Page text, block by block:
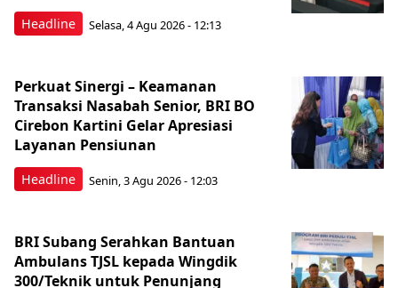
Headline Selasa, 4 Agu 2026 - 12:13
Headline
Perkuat Sinergi – Keamanan
Transaksi Nasabah Senior, BRI BO
Cirebon Kartini Gelar Apresiasi
Layanan Pensiunan
Senin, 3 Agu 2026 - 12:03
BRI Subang Serahkan Bantuan
Ambulans TJSL kepada Wingdik
300/Teknik untuk Penunjang